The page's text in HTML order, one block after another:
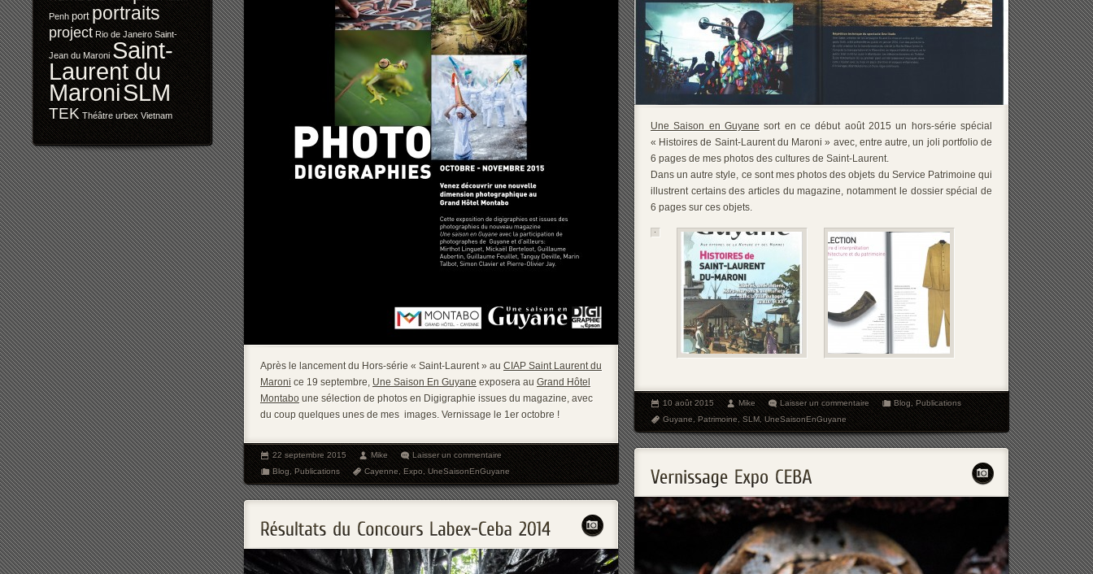
Penh port portraits
project Rio de Janeiro Saint-
Jean du Maroni Saint-
Laurent du
MaroniSLM
TEK Théâtre urbex Vietnam
Après le lancement du Hors-série « Saint-Laurent » au CIAP Saint Laurent du
Maroni ce 19 septembre, Une Saison En Guyane exposera au Grand Hôtel
Montabo une sélection de photos en Digigraphie issues du magazine, avec
du coup quelques unes de mes images. Vernissage le 1er octobre !
22 septembre 2015 Mike
Laisser un commentaire
Blog,Publications Cayenne,Expo,UneSaisonEnGuyane
Une Saison en Guyane sort en ce début août 2015 un hors-série spécial
« Histoires de Saint-Laurent du Maroni » avec, entre autre, un joli portfolio de
6 pages de mes photos des cultures de Saint-Laurent.
Dans un autre style, ce sont mes photos des objets du Service Patrimoine qui
illustrent certains des articles du magazine, notamment le dossier spécial de
6 pages sur ces objets.
10 août 2015 Mike Laisser un commentaire Blog,Publications
Guyane,Patrimoine,SLM,UneSaisonEnGuyane